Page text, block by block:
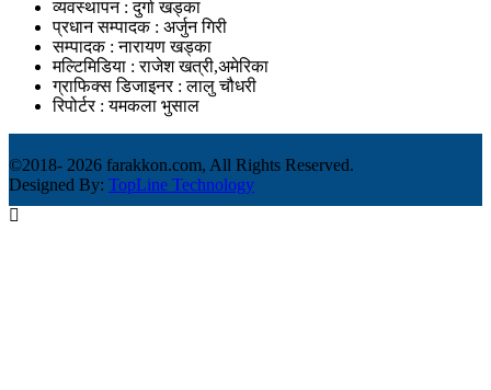
व्यवस्थापन : दुर्गा खड्का
प्रधान सम्पादक : अर्जुन गिरी
सम्पादक : नारायण खड्का
मल्टिमिडिया : राजेश खत्री,अमेरिका
ग्राफिक्स डिजाइनर : लालु चौधरी
रिपोर्टर : यमकला भुसाल
©2018- 2026 farakkon.com, All Rights Reserved.
Designed By: TopLine Technology